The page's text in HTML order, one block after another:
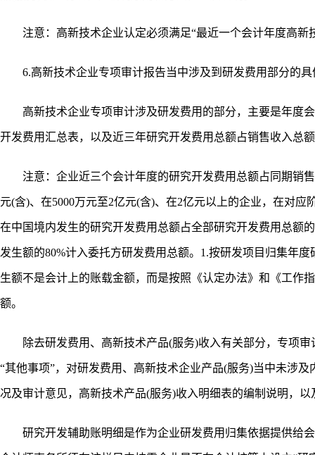
注意：高新技术企业认定必须满足“最近一个会计年度高新
6.高新技术企业专项审计报告当中涉及到研发费用部分的具
高新技术企业专项审计涉及研发费用的部分，主要是年度
开发费用汇总表，以及近三年研究开发费用总额占销售收入总
注意：企业近三个会计年度的研究开发费用总额占同期销售
元(含)、在5000万元至2亿元(含)、在2亿元以上的企业，在对应
在中国境内发生的研究开发费用总额占全部研究开发费用总额
发生额的80%计入委托方研发费用总额。1.按研发项目归集年
生额不是会计上的账载金额，而是按照《认定办法》和《工作
额。
除去研发费用、高新技术产品(服务)收入有关部分，专项审
“其他事项”，对研发费用、高新技术企业产品(服务)当中未涉
况及审计意见，高新技术产品(服务)收入明细表的编制说明，
研究开发辅助账明细是作为企业研发费用归集依据提供给